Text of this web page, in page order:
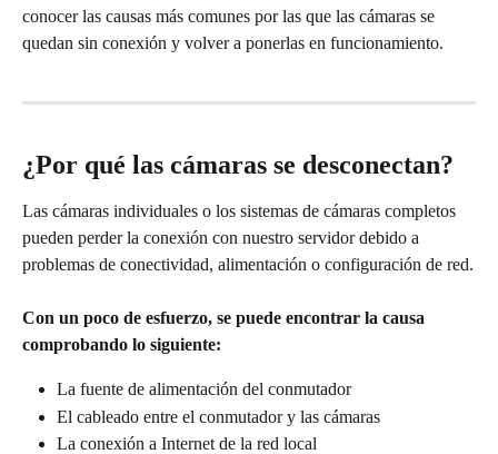
conocer las causas más comunes por las que las cámaras se
quedan sin conexión y volver a ponerlas en funcionamiento.
¿Por qué las cámaras se desconectan?
Las cámaras individuales o los sistemas de cámaras completos
pueden perder la conexión con nuestro servidor debido a
problemas de conectividad, alimentación o configuración de red.
Con un poco de esfuerzo, se puede encontrar la causa
comprobando lo siguiente:
La fuente de alimentación del conmutador
El cableado entre el conmutador y las cámaras
La conexión a Internet de la red local